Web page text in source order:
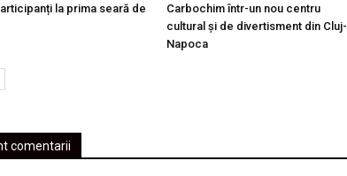
la prima seară de
Carbochim într-un nou centru
cultural și de divertisment din Cluj-
Napoca
comentarii